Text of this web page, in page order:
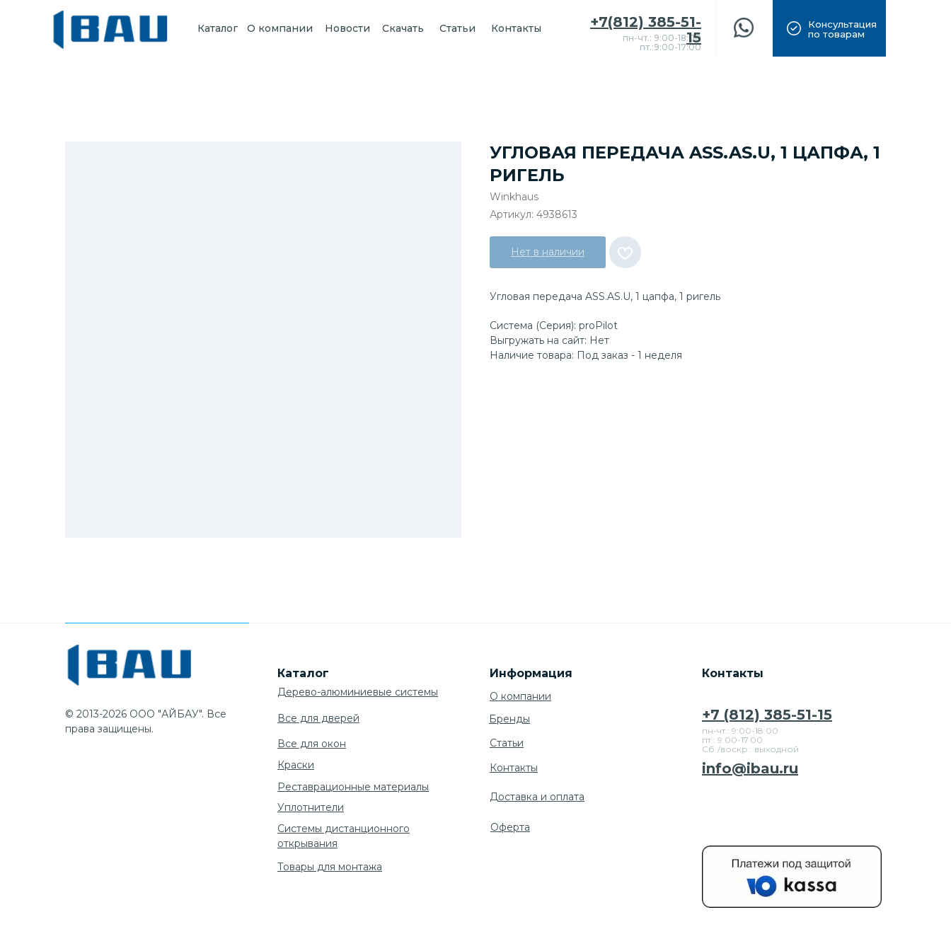
Консультация
по товарам
пн-чт.: 9:00-18:00
пт.:9:00-17:00
+7(812) 385-51-
15
Каталог О компании Новости Статьи Контакты
Скачать
УГЛОВАЯ ПЕРЕДАЧА ASS.AS.U, 1 ЦАПФА, 1
РИГЕЛЬ
Winkhaus
Артикул: 4938613
Нет в наличии
Угловая передача ASS.AS.U, 1 цапфа, 1 ригель
Система (Серия): proPilot
Выгружать на сайт: Нет
Наличие товара: Под заказ - 1 неделя
+7 (812) 385-51-15
пн-чт.: 9:00-18:00
пт.: 9.00-17.00
Сб./воскр.: выходной
Каталог Информация Контакты
Дерево-алюминиевые системы
Все для дверей
Все для окон
Товары для монтажа
Реставрационные материалы
Уплотнители
info@ibau.ru
© 2013-2026 ООО "АЙБАУ". Все
права защищены.
О компании
Cтатьи
Контакты
Доставка и оплата
Оферта
Системы дистанционного
открывания
Краски
Бренды